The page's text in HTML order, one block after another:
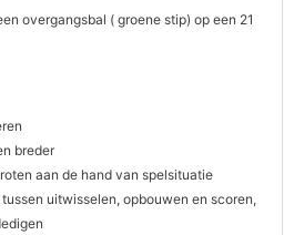
overgangsbal ( groene stip) op een 21
breder
aan de hand van spelsituatie
uitwisselen, opbouwen en scoren,